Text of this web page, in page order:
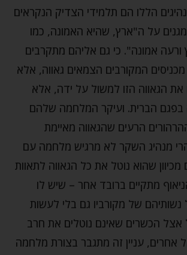
הללו הם תלמידי הצדיק הנקראים
על ה"ארץ, שהיא האמונה, כמו
אמונה". כי גם אליהם מתקרבים
המקורבים הצמאים גאווה, אלא
הגאווה הזו למשול על ידה, אלא
בפגם הברית. ועיקר המלחמה שלהם
הרעים שהגאווה מאיימת
מנהיג השקר לא מרגיש מלחמה עם
שהוא נוטל את כל הגאווה לתאוות
מתקיים ברובד אחר – שיש לו
של מקורביו גם בלי לעשות
הכשרים שאינם נוטלים את חרב
אחרים, עניין זה מתגבר בצורת מלחמה